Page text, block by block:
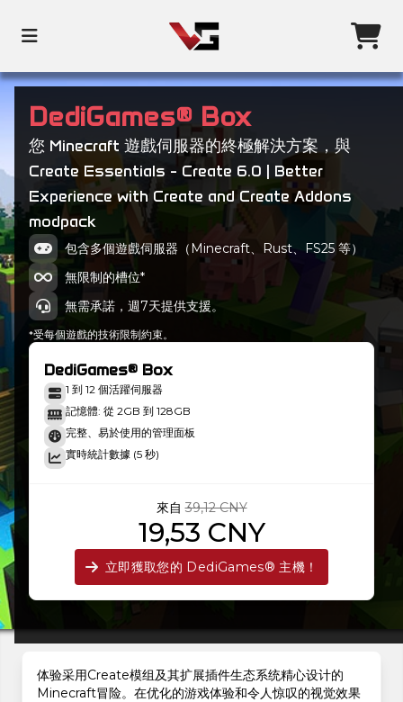
DediGames® Box
您 Minecraft 遊戲伺服器的終極解決方案，與
Create Essentials - Create 6.0 | Better
Experience with Create and Create Addons
modpack
包含多個遊戲伺服器（Minecraft、Rust、FS25 等）
無限制的槽位*
無需承諾，週7天提供支援。
*受每個遊戲的技術限制約束。
DediGames® Box
1 到 12 個活躍伺服器
記憶體: 從 2GB 到 128GB
完整、易於使用的管理面板
實時統計數據 (5 秒)
來自 39,12 CNY
19,53 CNY
立即獲取您的 DediGames® 主機！
体验采用Create模组及其扩展插件生态系统精心设计的
Minecraft冒险。在优化的游戏体验和令人惊叹的视觉效果